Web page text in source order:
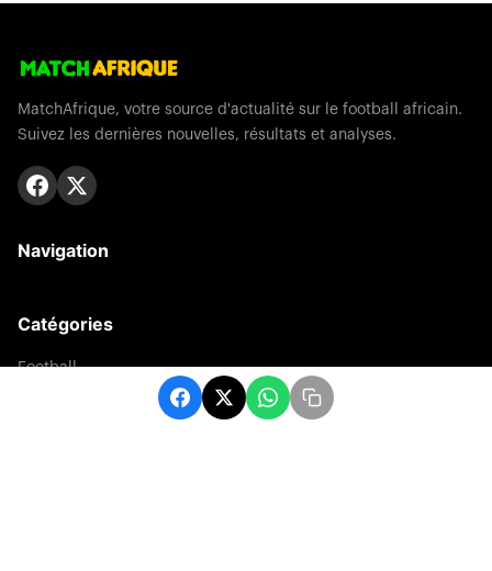
MatchAfrique, votre source d'actualité sur le football africain.
Suivez les dernières nouvelles, résultats et analyses.
Navigation
Catégories
Football